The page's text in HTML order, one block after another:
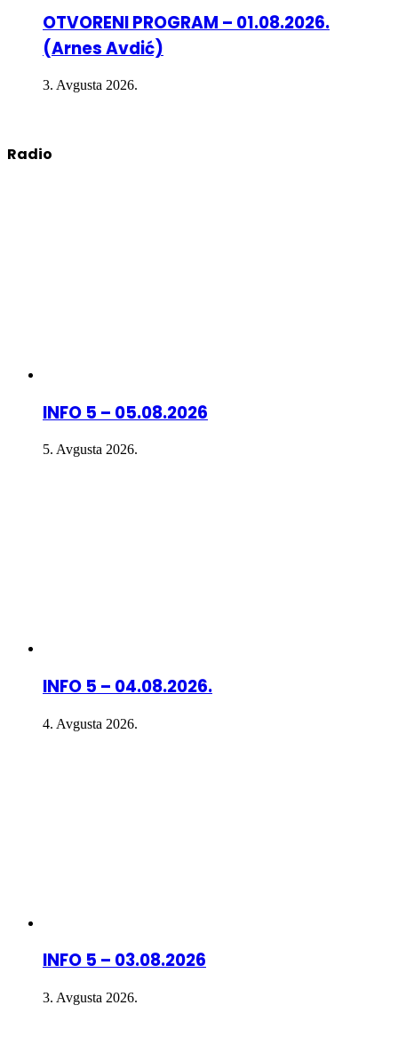
OTVORENI PROGRAM – 01.08.2026.
(Arnes Avdić)
3. Avgusta 2026.
Radio
INFO 5 – 05.08.2026
5. Avgusta 2026.
INFO 5 – 04.08.2026.
4. Avgusta 2026.
INFO 5 – 03.08.2026
3. Avgusta 2026.